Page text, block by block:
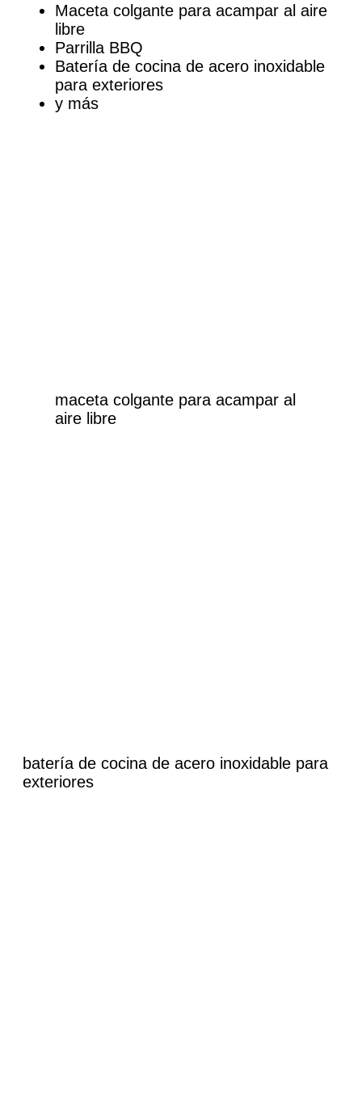
Maceta colgante para acampar al aire
libre
Parrilla BBQ
Batería de cocina de acero inoxidable
para exteriores
y más
maceta colgante para acampar al
aire libre
batería de cocina de acero inoxidable para
exteriores